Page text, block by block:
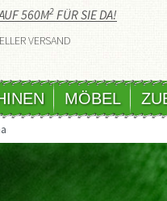
560M2 FÜR SIE DA!
VERSAND
MÖBEL